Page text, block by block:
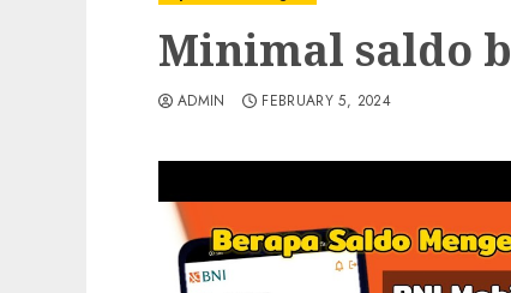
Minimal saldo
ADMIN FEBRUARY 5, 2024